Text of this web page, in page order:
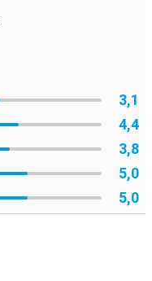
3,1
4,4
3,8
5,0
5,0